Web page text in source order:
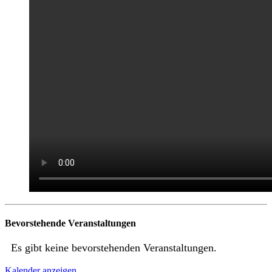
Bevorstehende Veranstaltungen
Es gibt keine bevorstehenden Veranstaltungen.